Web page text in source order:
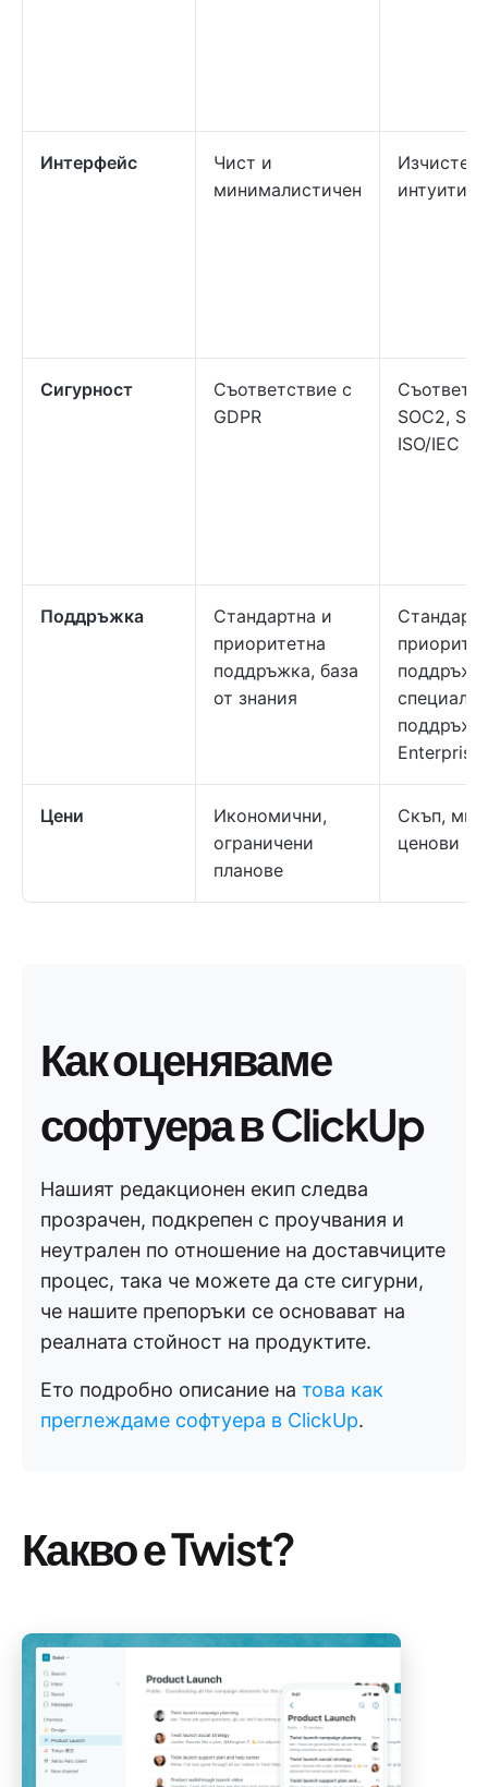
Интерфейс
Чист и
минималистичен
Изчистен
Сигурност
Съответствие с
GDPR
SOC2,
ISO/IEC
Поддръжка
Стандартна и
приоритетна
поддръжка, база
от знания
специална
Enterprise
Цени
Икономични,
ограничени
планове
Скъп,
ценови
Как оценяваме
софтуера в ClickUp
Нашият редакционен екип следва
прозрачен, подкрепен с проучвания и
неутрален по отношение на доставчиците
процес, така че можете да сте сигурни,
че нашите препоръки се основават на
реалната стойност на продуктите.
Ето подробно описание на това как
преглеждаме софтуера в ClickUp.
Какво е Twist?